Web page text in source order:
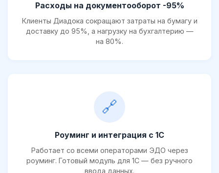
Расходы на документооборот -95%
Клиенты Диадока сокращают затраты на бумагу и
доставку до 95%, а нагрузку на бухгалтерию —
на 80%.
🔗
Роуминг и интеграция с 1С
Работает со всеми операторами ЭДО через
роуминг. Готовый модуль для 1С — без ручного
ввода данных.